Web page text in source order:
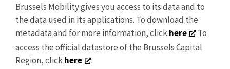
Brussels Mobility gives you access to its data and to
the data used in its applications. To download the
metadata and for more information, clickhere
To
access the official datastore of the Brussels Capital
Region, clickhere .